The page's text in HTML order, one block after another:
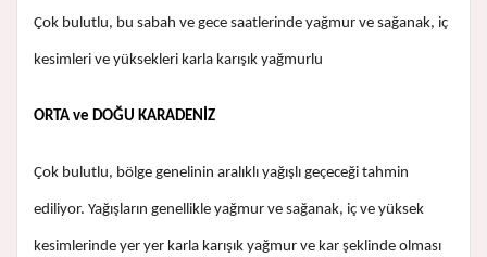
Çok bulutlu, bu sabah ve gece saatlerinde yağmur ve sağanak, iç
kesimleri ve yüksekleri karla karışık yağmurlu
ORTA ve DOĞU KARADENİZ
Çok bulutlu, bölge genelinin aralıklı yağışlı geçeceği tahmin
ediliyor. Yağışların genellikle yağmur ve sağanak, iç ve yüksek
kesimlerinde yer yer karla karışık yağmur ve kar şeklinde olması